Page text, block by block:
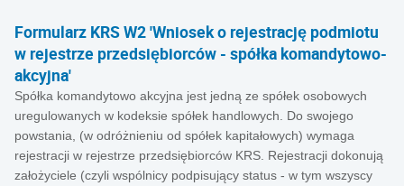
Formularz KRS W2 'Wniosek o rejestrację podmiotu
w rejestrze przedsiębiorców - spółka komandytowo-
akcyjna'
Spółka komandytowo akcyjna jest jedną ze spółek osobowych
uregulowanych w kodeksie spółek handlowych. Do swojego
powstania, (w odróżnieniu od spółek kapitałowych) wymaga
rejestracji w rejestrze przedsiębiorców KRS. Rejestracji dokonują
założyciele (czyli wspólnicy podpisujący status - w tym wszyscy